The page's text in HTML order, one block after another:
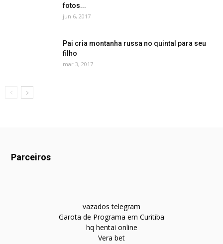
fotos...
jun 6, 2017
Pai cria montanha russa no quintal para seu
filho
mar 3, 2017
Parceiros
vazados telegram
Garota de Programa em Curitiba
hq hentai online
Vera bet